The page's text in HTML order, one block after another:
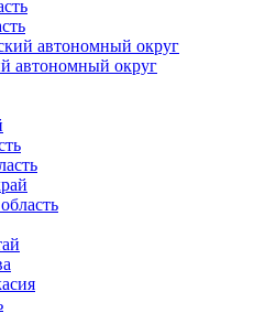
автономный округ
автономный округ